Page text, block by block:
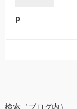
p
検索（ブログ内）